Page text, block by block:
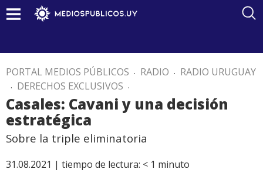
PORTAL MEDIOS PÚBLICOS . RADIO . RADIO URUGUAY
. DERECHOS EXCLUSIVOS .
Casales: Cavani y una decisión
estratégica
Sobre la triple eliminatoria
31.08.2021 | tiempo de lectura: < 1 minuto